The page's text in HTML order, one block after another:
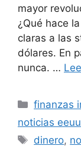
mayor
¿Qué hace
claras a las
dólares. En
nunca. …
finanzas
noticias eeuu
Etiquetas
dinero,